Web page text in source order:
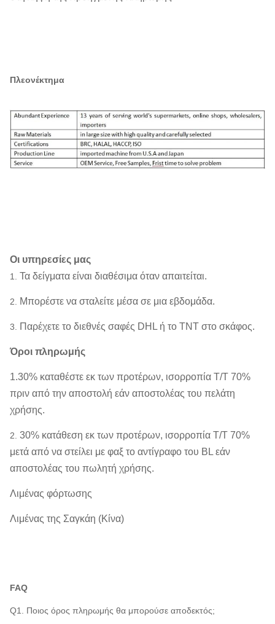
Πλεονέκτημα
Οι υπηρεσίες μας
1. Τα δείγματα είναι διαθέσιμα όταν απαιτείται.
2. Μπορέστε να σταλείτε μέσα σε μια εβδομάδα.
3. Παρέχετε το διεθνές σαφές DHL ή το TNT στο σκάφος.
Όροι πληρωμής
1.30% καταθέστε εκ των προτέρων, ισορροπία T/T 70%
πριν από την αποστολή εάν αποστολέας του πελάτη
χρήσης.
2. 30% κατάθεση εκ των προτέρων, ισορροπία T/T 70%
μετά από να στείλει με φαξ το αντίγραφο του BL εάν
αποστολέας του πωλητή χρήσης.
Λιμένας φόρτωσης
Λιμένας της Σαγκάη (Κίνα)
FAQ
Q1. Ποιος όρος πληρωμής θα μπορούσε αποδεκτός;